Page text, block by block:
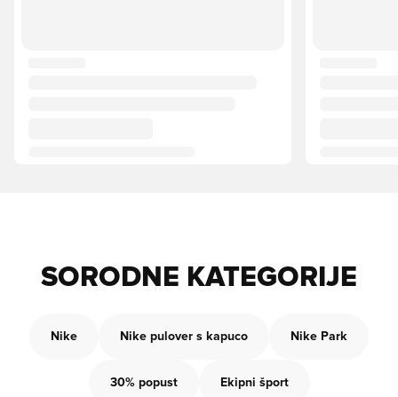
SORODNE KATEGORIJE
Nike Nike pulover s kapuco Nike Park
30% popust Ekipni šport